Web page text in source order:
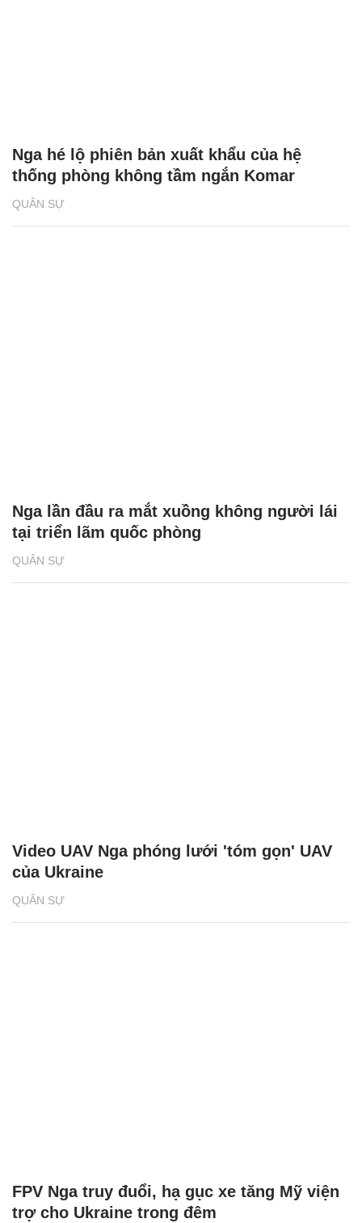
QUÂN SỰ
Nga hé lộ phiên bản xuất khẩu của hệ
thống phòng không tầm ngắn Komar
QUÂN SỰ
Nga lần đầu ra mắt xuồng không người lái
tại triển lãm quốc phòng
QUÂN SỰ
Video UAV Nga phóng lưới 'tóm gọn' UAV
của Ukraine
FPV Nga truy đuổi, hạ gục xe tăng Mỹ viện
trợ cho Ukraine trong đêm